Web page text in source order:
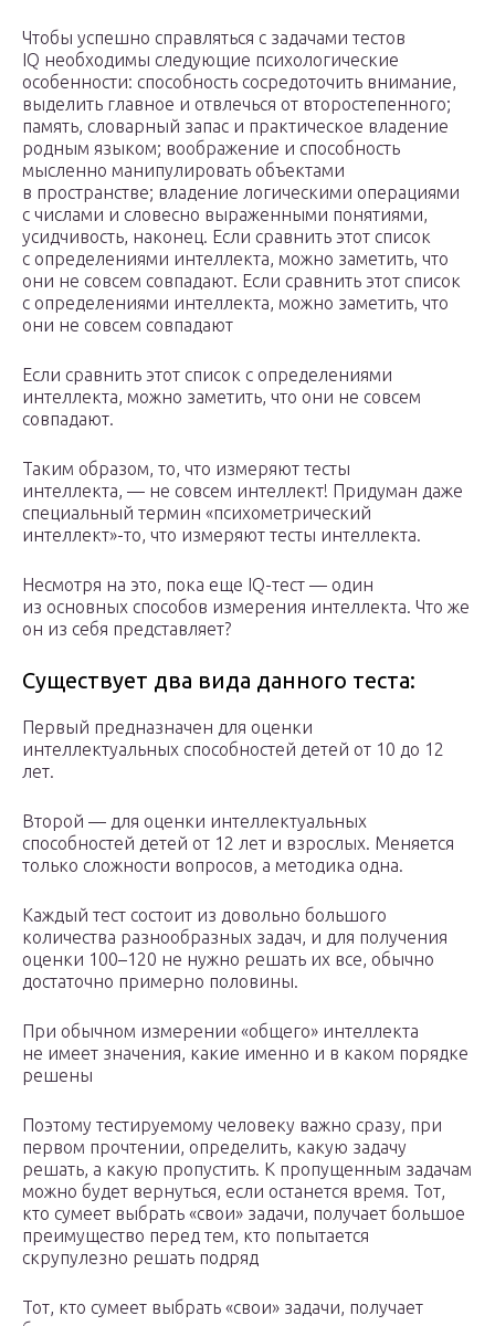
Чтобы успешно справляться с задачами тестов
IQ необходимы следующие психологические
особенности: способность сосредоточить внимание,
выделить главное и отвлечься от второстепенного;
память, словарный запас и практическое владение
родным языком; воображение и способность
мысленно манипулировать объектами
в пространстве; владение логическими операциями
с числами и словесно выраженными понятиями,
усидчивость, наконец. Если сравнить этот список
с определениями интеллекта, можно заметить, что
они не совсем совпадают. Если сравнить этот список
с определениями интеллекта, можно заметить, что
они не совсем совпадают
Если сравнить этот список с определениями
интеллекта, можно заметить, что они не совсем
совпадают.
Таким образом, то, что измеряют тесты
интеллекта, — не совсем интеллект! Придуман даже
специальный термин «психометрический
интеллект»-то, что измеряют тесты интеллекта.
Несмотря на это, пока еще IQ-тест — один
из основных способов измерения интеллекта. Что же
он из себя представляет?
Существует два вида данного теста:
Первый предназначен для оценки
интеллектуальных способностей детей от 10 до 12
лет.
Второй — для оценки интеллектуальных
способностей детей от 12 лет и взрослых. Меняется
только сложности вопросов, а методика одна.
Каждый тест состоит из довольно большого
количества разнообразных задач, и для получения
оценки 100–120 не нужно решать их все, обычно
достаточно примерно половины.
При обычном измерении «общего» интеллекта
не имеет значения, какие именно и в каком порядке
решены
Поэтому тестируемому человеку важно сразу, при
первом прочтении, определить, какую задачу
решать, а какую пропустить. К пропущенным задачам
можно будет вернуться, если останется время. Тот,
кто сумеет выбрать «свои» задачи, получает большое
преимущество перед тем, кто попытается
скрупулезно решать подряд
Тот, кто сумеет выбрать «свои» задачи, получает